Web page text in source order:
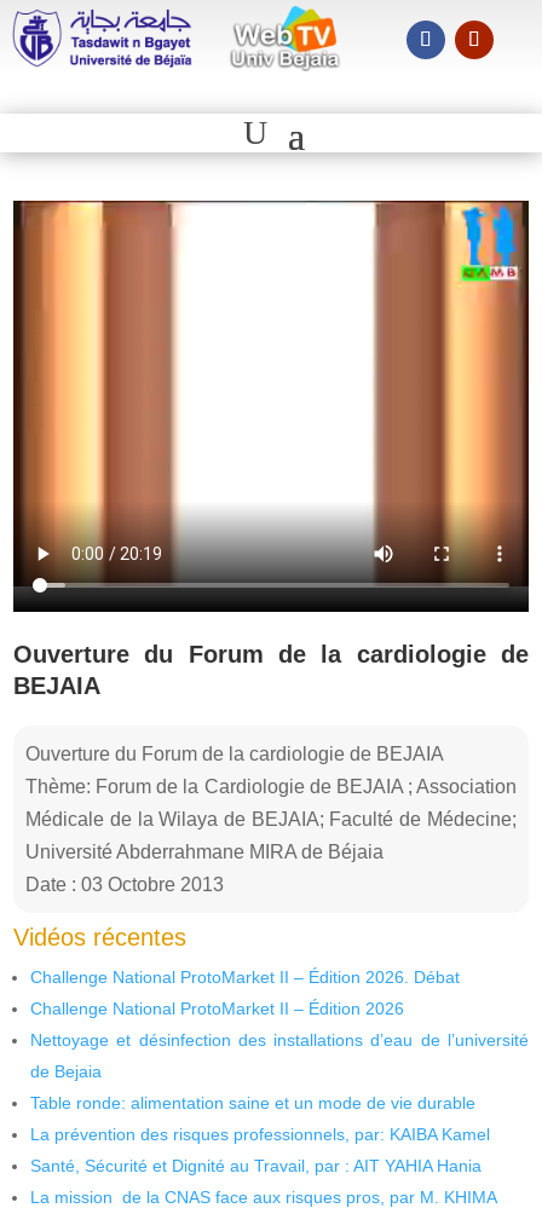
Ouverture du Forum de la cardiologie de
BEJAIA
Ouverture du Forum de la cardiologie de BEJAIA
Thème: Forum de la Cardiologie de BEJAIA ; Association
Médicale de la Wilaya de BEJAIA; Faculté de Médecine;
Université Abderrahmane MIRA de Béjaia
Date : 03 Octobre 2013
Vidéos récentes
Challenge National ProtoMarket II – Édition 2026. Débat
Challenge National ProtoMarket II – Édition 2026
Nettoyage et désinfection des installations d’eau de l’université
de Bejaia
Table ronde: alimentation saine et un mode de vie durable
La prévention des risques professionnels, par: KAIBA Kamel
Santé, Sécurité et Dignité au Travail, par : AIT YAHIA Hania
La mission de la CNAS face aux risques pros, par M. KHIMA